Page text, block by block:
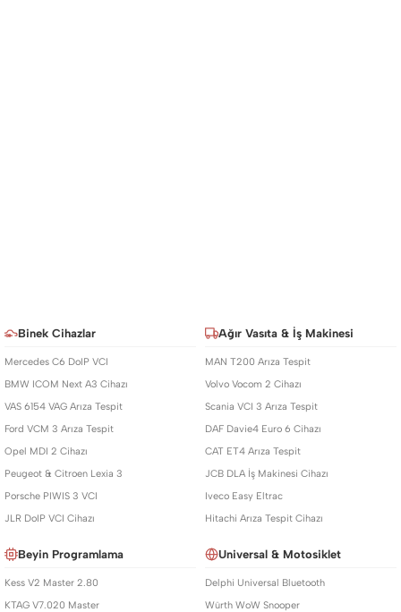
Binek Cihazlar
Mercedes C6 DoIP VCI
BMW ICOM Next A3 Cihazı
VAS 6154 VAG Arıza Tespit
Ford VCM 3 Arıza Tespit
Opel MDI 2 Cihazı
Peugeot & Citroen Lexia 3
Porsche PIWIS 3 VCI
JLR DoIP VCI Cihazı
Ağır Vasıta & İş Makinesi
MAN T200 Arıza Tespit
Volvo Vocom 2 Cihazı
Scania VCI 3 Arıza Tespit
DAF Davie4 Euro 6 Cihazı
CAT ET4 Arıza Tespit
JCB DLA İş Makinesi Cihazı
Iveco Easy Eltrac
Hitachi Arıza Tespit Cihazı
Beyin Programlama
Kess V2 Master 2.80
KTAG V7.020 Master
Universal & Motosiklet
Delphi Universal Bluetooth
Würth WoW Snooper